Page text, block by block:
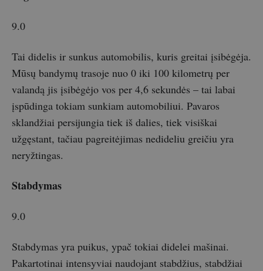
9.0
Tai didelis ir sunkus automobilis, kuris greitai įsibėgėja.
Mūsų bandymų trasoje nuo 0 iki 100 kilometrų per
valandą jis įsibėgėjo vos per 4,6 sekundės – tai labai
įspūdinga tokiam sunkiam automobiliui. Pavaros
sklandžiai persijungia tiek iš dalies, tiek visiškai
užgęstant, tačiau pagreitėjimas nedideliu greičiu yra
neryžtingas.
Stabdymas
9.0
Stabdymas yra puikus, ypač tokiai didelei mašinai.
Pakartotinai intensyviai naudojant stabdžius, stabdžiai